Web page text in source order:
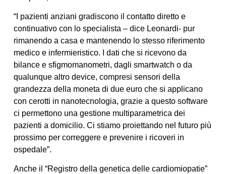
“I pazienti anziani gradiscono il contatto diretto e
continuativo con lo specialista – dice Leonardi- pur
rimanendo a casa e mantenendo lo stesso riferimento
medico e infermieristico.
I dati che si ricevono da
bilance e sfigmomanometri, dagli smartwatch o da
qualunque altro device, compresi sensori della
grandezza della moneta di due euro che si applicano
con cerotti in nanotecnologia, grazie a questo software
ci permettono una gestione multiparametrica dei
pazienti a domicilio. Ci stiamo proiettando nel futuro più
prossimo per correggere e prevenire i ricoveri in
ospedale”.
Anche il “Registro della genetica delle cardiomiopatie”